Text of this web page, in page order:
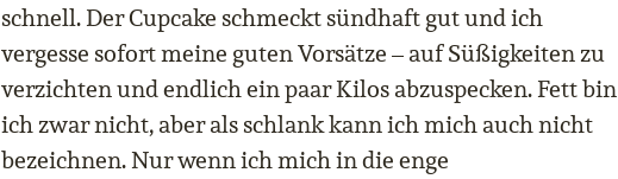
schnell. Der Cupcake schmeckt sündhaft gut und ich
vergesse sofort meine guten Vorsätze – auf Süßigkeiten zu
verzichten und endlich ein paar Kilos abzuspecken. Fett bin
ich zwar nicht, aber als schlank kann ich mich auch nicht
bezeichnen. Nur wenn ich mich in die enge